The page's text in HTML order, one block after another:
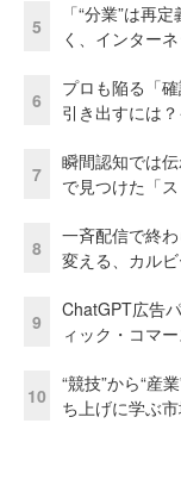
5
「“分業”は再
く、インター
6
プロも陥る「
引き出すには
7
瞬間認知では
で見つけた「
8
一斉配信で終
変える、カル
9
ChatGPT広告
ィック・コマ
10
“競技”から“産
ち上げに学ぶ